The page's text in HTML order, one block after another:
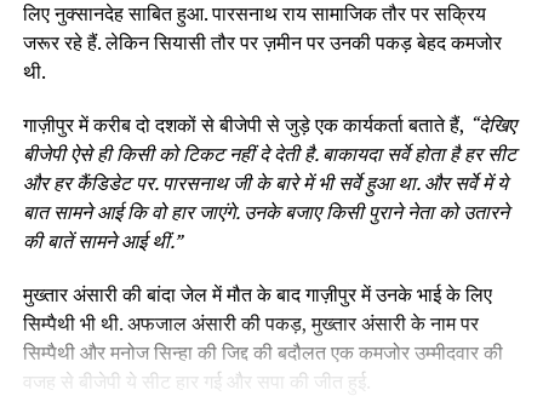
लिए नुक्सानदेह साबित हुआ. पारसनाथ राय सामाजिक तौर पर सक्रिय
जरूर रहे हैं. लेकिन सियासी तौर पर ज़मीन पर उनकी पकड़ बेहद कमजोर
थी.
गाज़ीपुर में करीब दो दशकों से बीजेपी से जुड़े एक कार्यकर्ता बताते हैं, “देखिए
बीजेपी ऐसे ही किसी को टिकट नहीं दे देती है. बाकायदा सर्वे होता है हर सीट
और हर कैंडिडेट पर. पारसनाथ जी के बारे में भी सर्वे हुआ था. और सर्वे में ये
बात सामने आई कि वो हार जाएंगे. उनके बजाए किसी पुराने नेता को उतारने
की बातें सामने आई थीं.”
मुख्तार अंसारी की बांदा जेल में मौत के बाद गाज़ीपुर में उनके भाई के लिए
सिम्पैथी भी थी. अफजाल अंसारी की पकड़, मुख्तार अंसारी के नाम पर
सिम्पैथी और मनोज सिन्हा की जिद्द की बदौलत एक कमजोर उम्मीदवार की
वजह से बीजेपी ये सीट हार गई और सपा की जीत हुई.